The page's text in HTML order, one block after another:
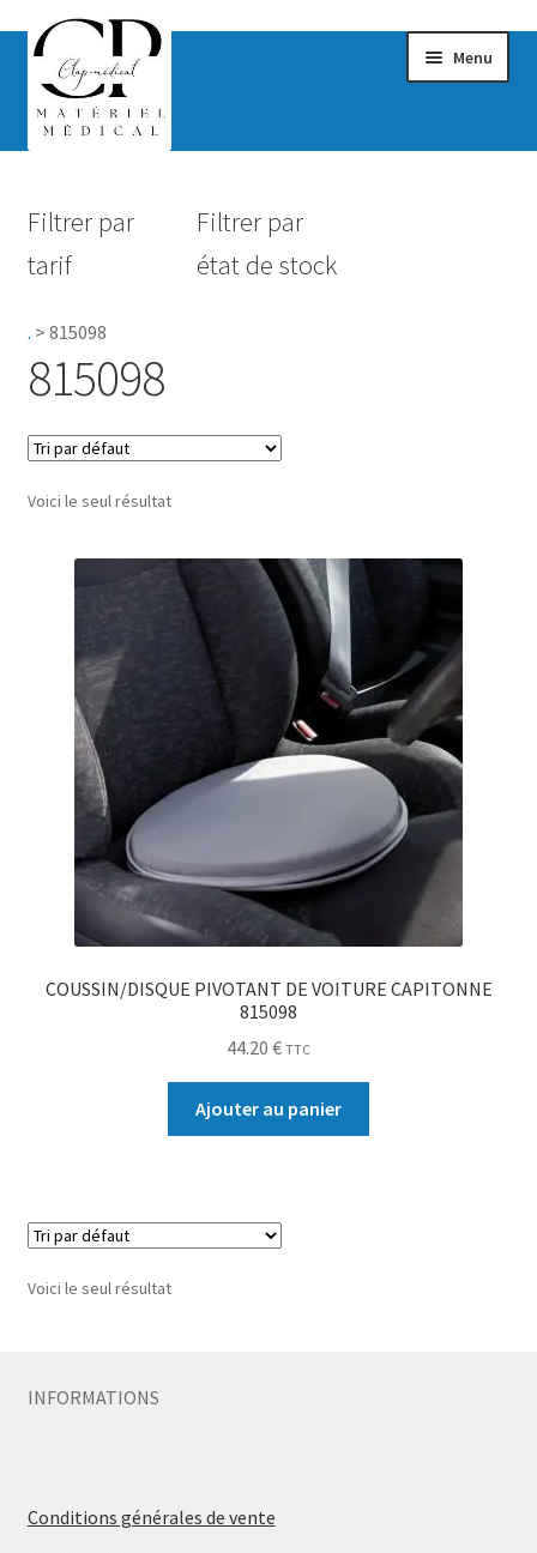
Menu
Hygiène
Accessoires Salle de bain
0.00 €
Filtrer par
tarif
Filtrer par
état de stock
. > 815098
815098
Voici le seul résultat
COUSSIN/DISQUE PIVOTANT DE VOITURE CAPITONNE
815098
44.20 € TTC
Ajouter au panier
Voici le seul résultat
INFORMATIONS
Conditions générales de vente